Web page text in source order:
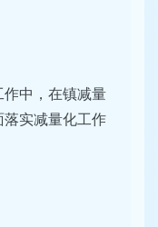
中，在镇减量
实减量化工作